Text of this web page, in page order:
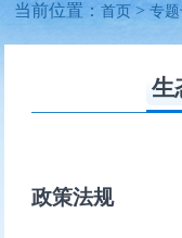
当前位置：首页>专
生
政策法规